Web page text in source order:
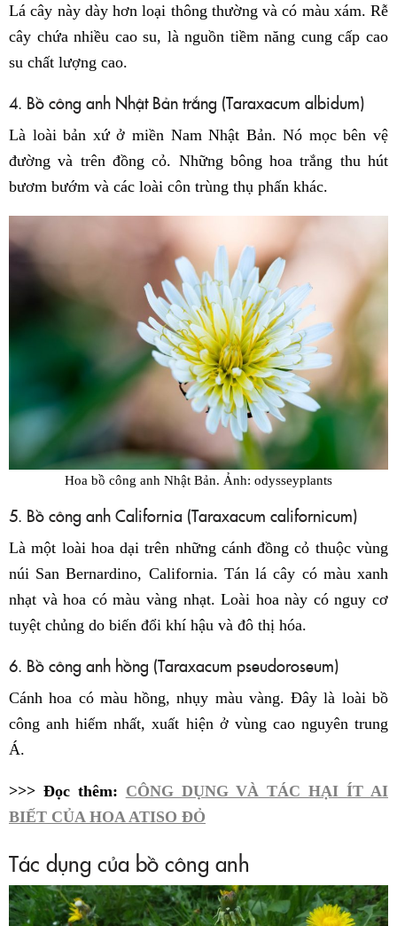
Lá cây này dày hơn loại thông thường và có màu xám. Rễ
cây chứa nhiều cao su, là nguồn tiềm năng cung cấp cao
su chất lượng cao.
4. Bồ công anh Nhật Bản trắng (Taraxacum albidum)
Là loài bản xứ ở miền Nam Nhật Bản. Nó mọc bên vệ
đường và trên đồng cỏ. Những bông hoa trắng thu hút
bươm bướm và các loài côn trùng thụ phấn khác.
Hoa bồ công anh Nhật Bản. Ảnh: odysseyplants
5. Bồ công anh California (Taraxacum californicum)
Là một loài hoa dại trên những cánh đồng cỏ thuộc vùng
núi San Bernardino, California. Tán lá cây có màu xanh
nhạt và hoa có màu vàng nhạt. Loài hoa này có nguy cơ
tuyệt chủng do biến đổi khí hậu và đô thị hóa.
6. Bồ công anh hồng (Taraxacum pseudoroseum)
Cánh hoa có màu hồng, nhụy màu vàng. Đây là loài bồ
công anh hiếm nhất, xuất hiện ở vùng cao nguyên trung
Á.
>>> Đọc thêm: CÔNG DỤNG VÀ TÁC HẠI ÍT AI
BIẾT CỦA HOA ATISO ĐỎ
Tác dụng của bồ công anh